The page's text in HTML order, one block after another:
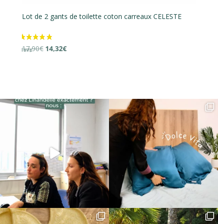
CELESTE Lot de 2 gants de toilette coton eponge
16,90€.13,52€.